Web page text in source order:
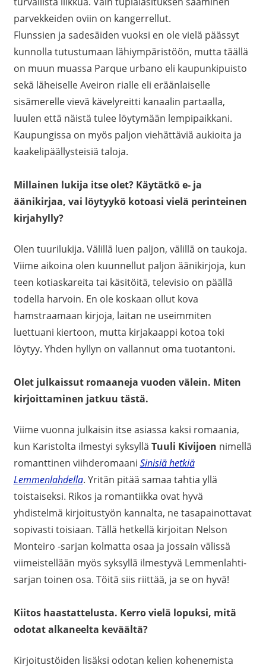
parvekkeiden oviin on kangerrellut.
Flunssien ja sadesäiden vuoksi en ole vielä päässyt
kunnolla tutustumaan lähiympäristöön, mutta täällä
on muun muassa Parque urbano eli kaupunkipuisto
sekä läheiselle Aveiron rialle eli eräänlaiselle
sisämerelle vievä kävelyreitti kanaalin partaalla,
luulen että näistä tulee löytymään lempipaikkani.
Kaupungissa on myös paljon viehättäviä aukioita ja
kaakelipäällysteisiä taloja.
Millainen lukija itse olet? Käytätkö e- ja
äänikirjaa, vai löytyykö kotoasi vielä perinteinen
kirjahylly?
Olen tuurilukija. Välillä luen paljon, välillä on taukoja.
Viime aikoina olen kuunnellut paljon äänikirjoja, kun
teen kotiaskareita tai käsitöitä, televisio on päällä
todella harvoin. En ole koskaan ollut kova
hamstraamaan kirjoja, laitan ne useimmiten
luettuani kiertoon, mutta kirjakaappi kotoa toki
löytyy. Yhden hyllyn on vallannut oma tuotantoni.
Olet julkaissut romaaneja vuoden välein. Miten
kirjoittaminen jatkuu tästä.
Viime vuonna julkaisin itse asiassa kaksi romaania,
kun Karistolta ilmestyi syksyllä Tuuli Kivijoen nimellä
romanttinen viihderomaani Sinisiä hetkiä
Lemmenlahdella. Yritän pitää samaa tahtia yllä
toistaiseksi. Rikos ja romantiikka ovat hyvä
yhdistelmä kirjoitustyön kannalta, ne tasapainottavat
sopivasti toisiaan. Tällä hetkellä kirjoitan Nelson
Monteiro -sarjan kolmatta osaa ja jossain välissä
viimeistellään myös syksyllä ilmestyvä Lemmenlahti-
sarjan toinen osa. Töitä siis riittää, ja se on hyvä!
Kiitos haastattelusta. Kerro vielä lopuksi, mitä
odotat alkaneelta keväältä?
Kirjoitustöiden lisäksi odotan kelien kohenemista